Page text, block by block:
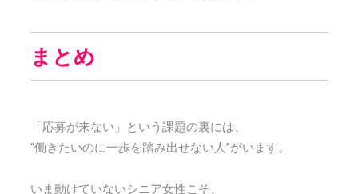
まとめ
「応募が来ない」という課題の裏には、
“働きたいのに一歩を踏み出せない人”がいます。
いま動けていないシニア女性こそ、